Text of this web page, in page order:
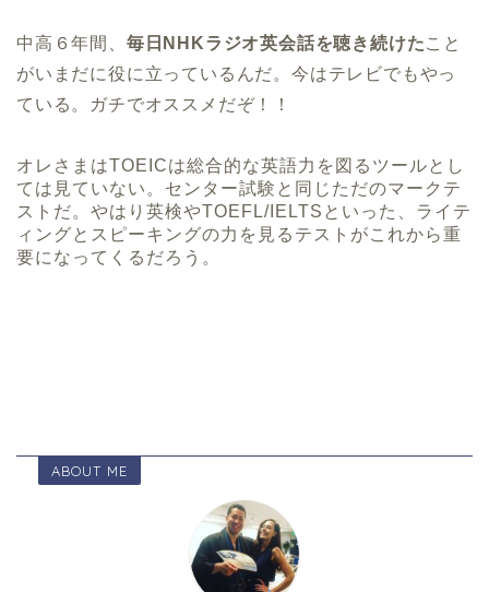
中高６年間、 毎日NHKラジオ英会話を聴き続けたこと
がいまだに役に立っているんだ。今はテレビでもやっ
ている。ガチでオススメだぞ！！
オレさまはTOEICは総合的な英語力を図るツールとし
ては見ていない。センター試験と同じただのマークテ
ストだ。やはり英検やTOEFL/IELTSといった、ライテ
ィングとスピーキングの力を見るテストがこれから重
要になってくるだろう。
ABOUT ME